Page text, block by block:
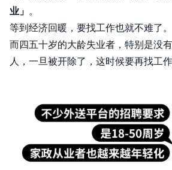
业」 。
等到经济回暖，要找工作也就不难了。
而四五十岁的大龄失业者，特别是没
人，一旦被开除了，这时候要再找工